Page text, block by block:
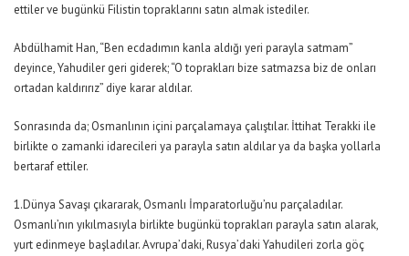
ettiler ve bugünkü Filistin topraklarını satın almak istediler.
Abdülhamit Han, “Ben ecdadımın kanla aldığı yeri parayla satmam”
deyince, Yahudiler geri giderek; “O toprakları bize satmazsa biz de onları
ortadan kaldırırız” diye karar aldılar.
Sonrasında da; Osmanlının içini parçalamaya çalıştılar. İttihat Terakki ile
birlikte o zamanki idarecileri ya parayla satın aldılar ya da başka yollarla
bertaraf ettiler.
1.Dünya Savaşı çıkararak, Osmanlı İmparatorluğu’nu parçaladılar.
Osmanlı’nın yıkılmasıyla birlikte bugünkü toprakları parayla satın alarak,
yurt edinmeye başladılar. Avrupa’daki, Rusya’daki Yahudileri zorla göç